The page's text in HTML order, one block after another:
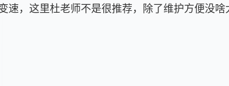
速，这里杜老师不是很推荐，除了维护方便没啥